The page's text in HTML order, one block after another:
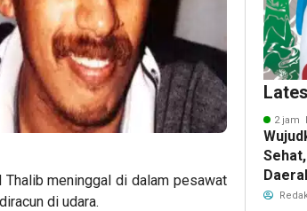
meninggal di dalam pesawat
di udara.
2 jam